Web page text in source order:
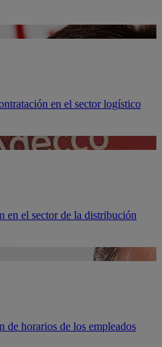
en el sector logístico
en el sector de la distribución
de horarios de los empleados